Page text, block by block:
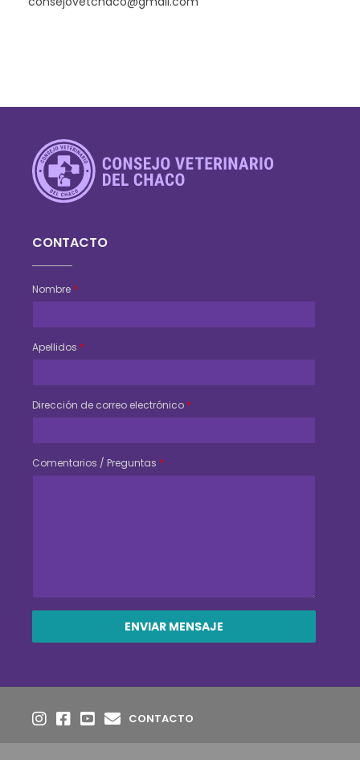
CONTACTO
Nombre *
Apellidos *
Dirección de correo electrónico *
Comentarios / Preguntas *
CONTACTO